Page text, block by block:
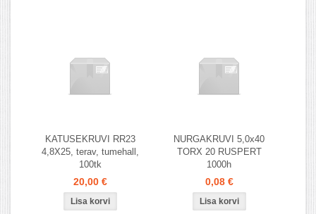
KATUSEKRUVI RR23
4,8X25, terav, tumehall,
100tk
20,00 €
NURGAKRUVI 5,0x40
TORX 20 RUSPERT
1000h
0,08 €